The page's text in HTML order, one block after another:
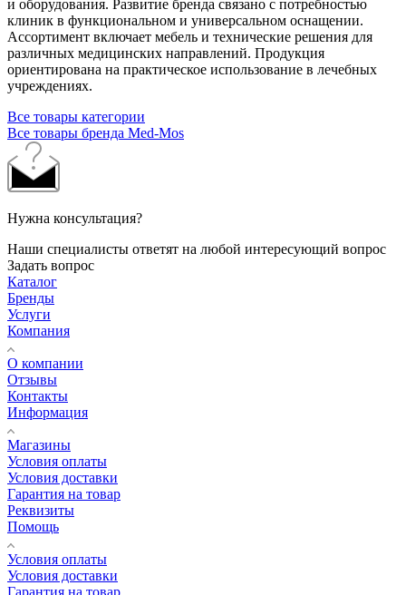
и оборудования. Развитие бренда связано с потребностью
клиник в функциональном и универсальном оснащении.
Ассортимент включает мебель и технические решения для
различных медицинских направлений. Продукция
ориентирована на практическое использование в лечебных
учреждениях.
Все товары категории
Все товары бренда Med-Mos
Нужна консультация?
Наши специалисты ответят на любой интересующий вопрос
Задать вопрос
Каталог
Бренды
Услуги
Компания
О компании
Отзывы
Контакты
Информация
Магазины
Условия оплаты
Условия доставки
Гарантия на товар
Реквизиты
Помощь
Условия оплаты
Условия доставки
Гарантия на товар